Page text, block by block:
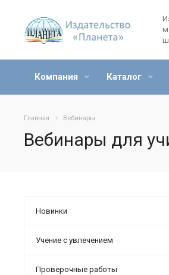
Компания Каталог
Главная Вебинары
Вебинары для
Новинки
Учение с увлечением
Проверочные работы